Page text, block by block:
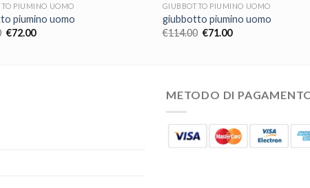
PIUMINO UOMO
piumino uomo
€72.00
GIUBBOTTO PIUMINO UOMO
giubbotto piumino uomo
€114.00 €71.00
METODO DI